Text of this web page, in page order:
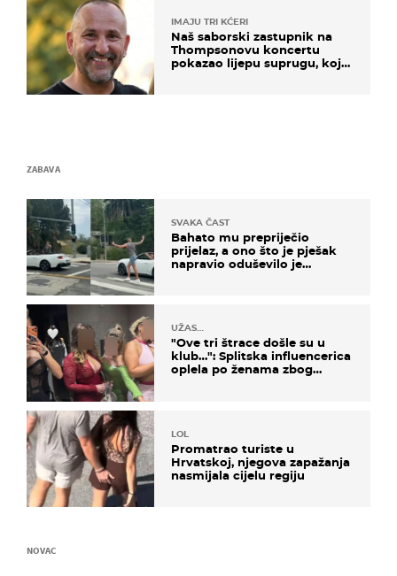
IMAJU TRI KĆERI
Naš saborski zastupnik na
Thompsonovu koncertu
pokazao lijepu suprugu, koja
ZABAVA
SVAKA ČAST
Bahato mu prepriječio
prijelaz, a ono što je pješak
napravio oduševilo je
UŽAS…
"Ove tri štrace došle su u
klub…": Splitska influencerica
oplela po ženama zbog
LOL
Promatrao turiste u
Hrvatskoj, njegova zapažanja
nasmijala cijelu regiju
NOVAC